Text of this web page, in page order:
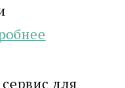
для